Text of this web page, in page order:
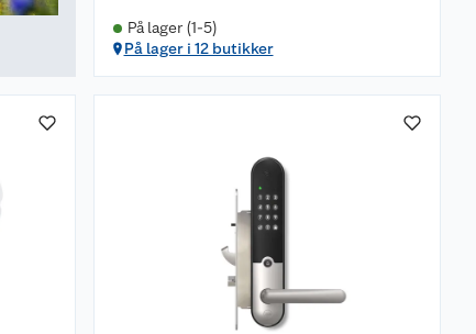
På lager (1-5)
På lager i 12 butikker